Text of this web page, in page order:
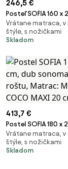
246,5 €
Posteľ SOFIA 160 x
sonoma Rošt: Bez
Matrac: Matrac
Vrátane matraca,
štýle, s nožičkami
Skladom
413,7 €
Postel SOFIA 180 x
sonoma Rošt: Bez
Matrac: Matrac
cm
Vrátane matraca,
štýle, s nožičkami
Skladom